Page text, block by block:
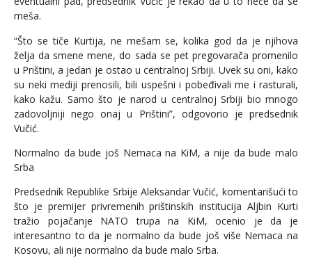
meša.
“Što se tiče Kurtija, ne mešam se, kolika god da je njihova
želja da smene mene, do sada se pet pregovarača promenilo
u Prištini, a jedan je ostao u centralnoj Srbiji. Uvek su oni, kako
su neki mediji prenosili, bili uspešni i pobeđivali me i rasturali,
kako kažu. Samo što je narod u centralnoj Srbiji bio mnogo
zadovoljniji nego onaj u Prištini”, odgovorio je predsednik
Vučić.
Normalno da bude još Nemaca na KiM, a nije da bude malo
Srba
Predsednik Republike Srbije Aleksandar Vučić, komentarišući to
što je premijer privremenih prištinskih institucija Aljbin Kurti
tražio pojačanje NATO trupa na KiM, ocenio je da je
interesantno to da je normalno da bude još više Nemaca na
Kosovu, ali nije normalno da bude malo Srba.